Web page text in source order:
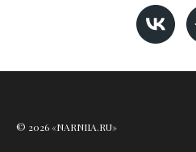
© 2026 «NARNIIA.RU»